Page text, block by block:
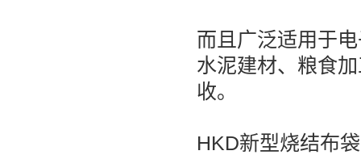
而且广泛适用于
水泥建材、粮食
收。
HKD新型烧结布